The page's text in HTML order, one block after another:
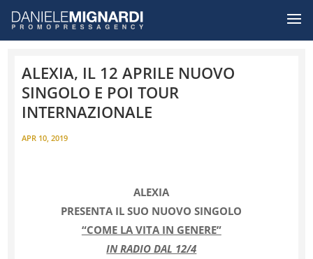
ALEXIA, IL 12 APRILE NUOVO
SINGOLO E POI TOUR
INTERNAZIONALE
APR 10, 2019
ALEXIA
PRESENTA IL SUO NUOVO SINGOLO
“COME LA VITA IN GENERE”
IN RADIO DAL 12/4